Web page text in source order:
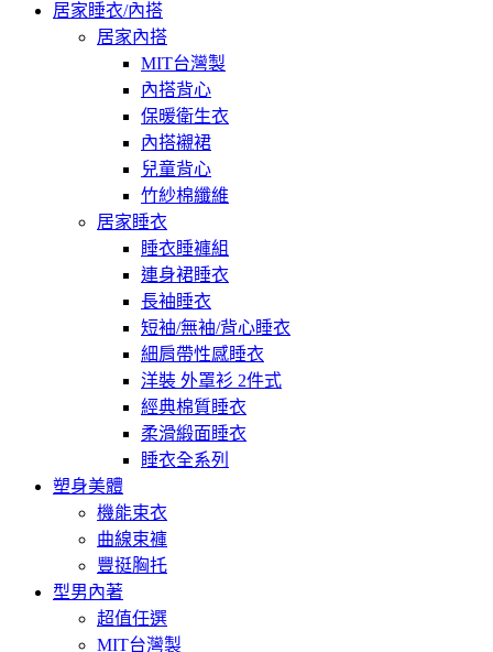
居家睡衣/內搭
居家內搭
MIT台灣製
內搭背心
保暖衛生衣
內搭襯裙
兒童背心
竹紗棉纖維
居家睡衣
睡衣睡褲組
連身裙睡衣
長袖睡衣
短袖/無袖/背心睡衣
細肩帶性感睡衣
洋裝 外罩衫 2件式
經典棉質睡衣
柔滑緞面睡衣
睡衣全系列
塑身美體
機能束衣
曲線束褲
豐挺胸托
型男內著
超值任選
MIT台灣製